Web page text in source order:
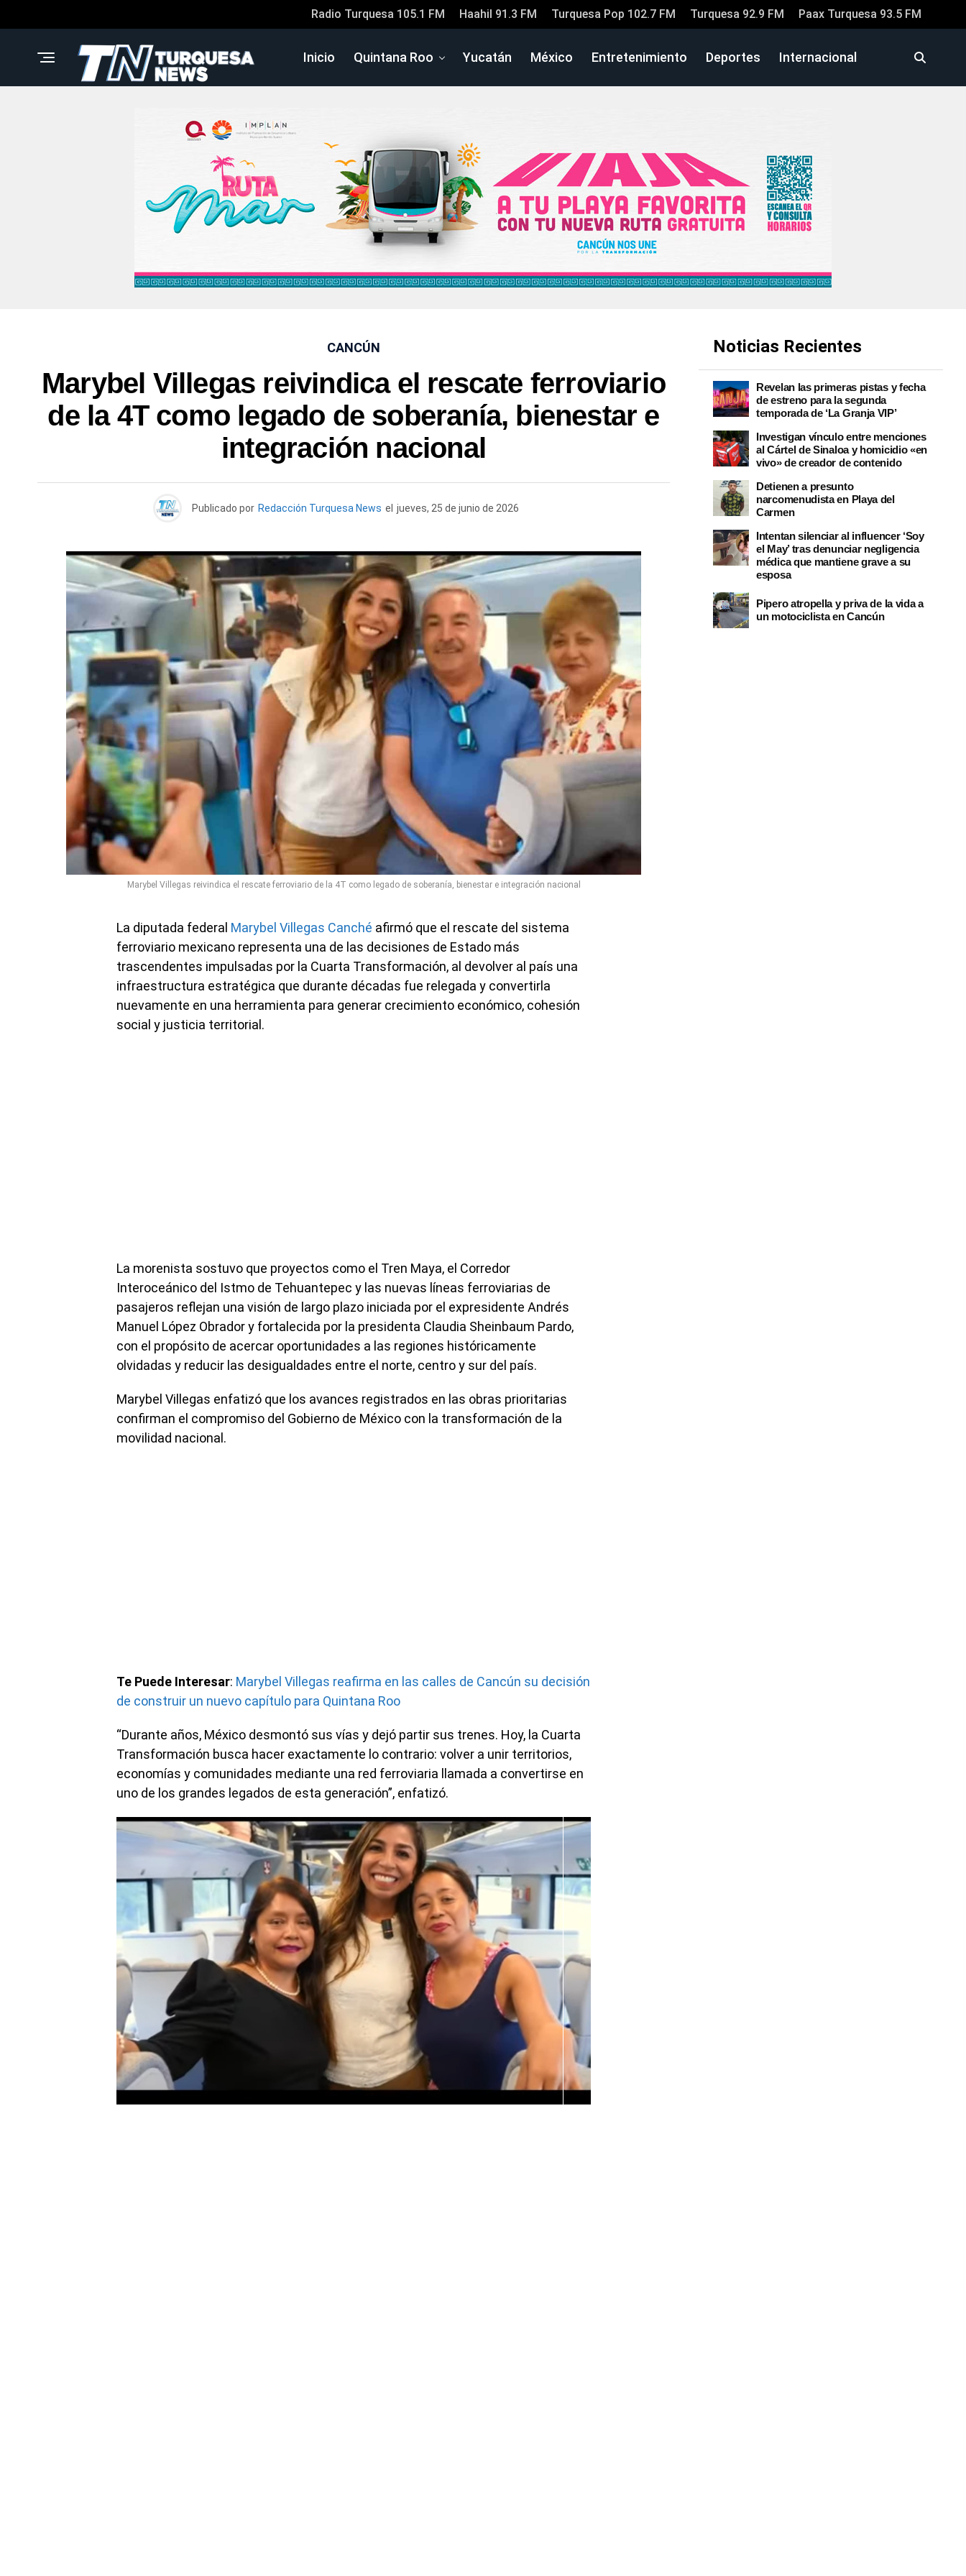
Radio Turquesa 105.1 FM Haahil 91.3 FM Turquesa Pop 102.7 FM Turquesa 92.9 FM Paax Turquesa 93.5 FM
Inicio Quintana Roo Yucatán México Entretenimiento Deportes Internacional
CANCÚN
Marybel Villegas reivindica el rescate ferroviario
de la 4T como legado de soberanía, bienestar e
integración nacional
Publicado por Redacción Turquesa News el jueves, 25 de junio de 2026
Marybel Villegas reivindica el rescate ferroviario de la 4T como legado de soberanía, bienestar e integración nacional
La diputada federal Marybel Villegas Canché afirmó que el rescate del sistema
ferroviario mexicano representa una de las decisiones de Estado más
trascendentes impulsadas por la Cuarta Transformación, al devolver al país una
infraestructura estratégica que durante décadas fue relegada y convertirla
nuevamente en una herramienta para generar crecimiento económico, cohesión
social y justicia territorial.
La morenista sostuvo que proyectos como el Tren Maya, el Corredor
Interoceánico del Istmo de Tehuantepec y las nuevas líneas ferroviarias de
pasajeros reflejan una visión de largo plazo iniciada por el expresidente Andrés
Manuel López Obrador y fortalecida por la presidenta Claudia Sheinbaum Pardo,
con el propósito de acercar oportunidades a las regiones históricamente
olvidadas y reducir las desigualdades entre el norte, centro y sur del país.
Marybel Villegas enfatizó que los avances registrados en las obras prioritarias
confirman el compromiso del Gobierno de México con la transformación de la
movilidad nacional.
Te Puede Interesar: Marybel Villegas reafirma en las calles de Cancún su decisión
de construir un nuevo capítulo para Quintana Roo
“Durante años, México desmontó sus vías y dejó partir sus trenes. Hoy, la Cuarta
Transformación busca hacer exactamente lo contrario: volver a unir territorios,
economías y comunidades mediante una red ferroviaria llamada a convertirse en
uno de los grandes legados de esta generación”, enfatizó.
Noticias Recientes
Revelan las primeras pistas y fecha
de estreno para la segunda
temporada de ‘La Granja VIP’
Investigan vínculo entre menciones
al Cártel de Sinaloa y homicidio «en
vivo» de creador de contenido
Detienen a presunto
narcomenudista en Playa del
Carmen
Intentan silenciar al influencer ‘Soy
el May’ tras denunciar negligencia
médica que mantiene grave a su
esposa
Pipero atropella y priva de la vida a
un motociclista en Cancún